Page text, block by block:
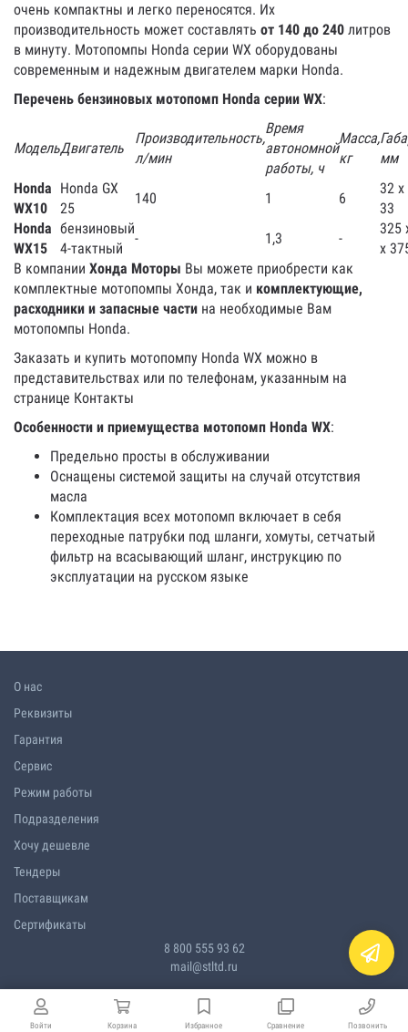
Войти Корзина Избранное Сравнение Позвонить
очень компактны и легко переносятся. Их
производительность может составлять от 140 до 240 литров
в минуту. Мотопомпы Honda серии WX оборудованы
современным и надежным двигателем марки Honda.
Перечень бензиновых мотопомп Honda серии WX:
МодельДвигатель
Производительность,
л/мин
Время
автономной
работы, ч
Масса,
кг
мм
Honda
WX10
Honda GX
25
140 1 6
32 х
33
Honda
WX15
бензиновый
4-тактный
- 1,3 -
325
х
В компании Хонда Моторы Вы можете приобрести как
комплектные мотопомпы Хонда, так и комплектующие,
расходники и запасные части на необходимые Вам
мотопомпы Honda.
Заказать и купить мотопомпу Honda WX можно в
представительствах или по телефонам, указанным на
странице Контакты
Особенности и приемущества мотопомп Honda WX:
Предельно просты в обслуживании
Оснащены системой защиты на случай отсутствия
масла
Комплектация всех мотопомп включает в себя
переходные патрубки под шланги, хомуты, сетчатый
фильтр на всасывающий шланг, инструкцию по
эксплуатации на русском языке
О нас
Реквизиты
Гарантия
Сервис
Режим работы
Подразделения
Хочу дешевле
Тендеры
Поставщикам
Сертификаты
8 800 555 93 62
mail@stltd.ru